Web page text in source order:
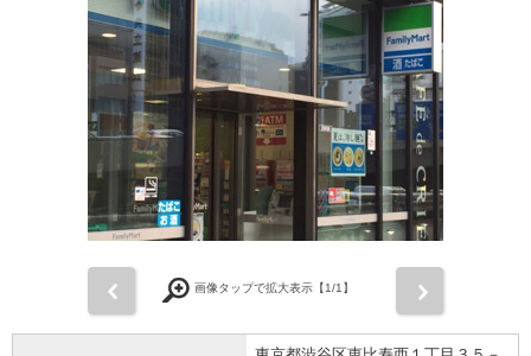
画像タップで拡大表示【1/1】